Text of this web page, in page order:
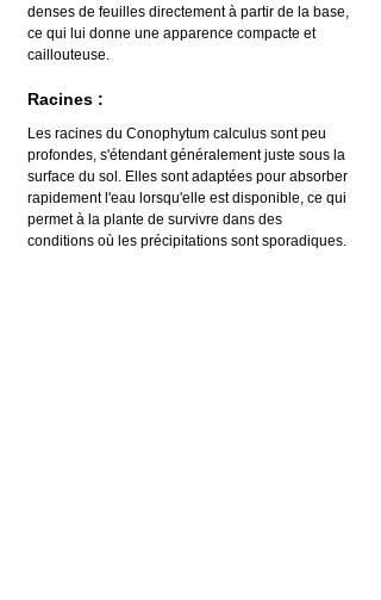
denses de feuilles directement à partir de la base,
ce qui lui donne une apparence compacte et
caillouteuse.
Racines :
Les racines du Conophytum calculus sont peu
profondes, s'étendant généralement juste sous la
surface du sol. Elles sont adaptées pour absorber
rapidement l'eau lorsqu'elle est disponible, ce qui
permet à la plante de survivre dans des
conditions où les précipitations sont sporadiques.